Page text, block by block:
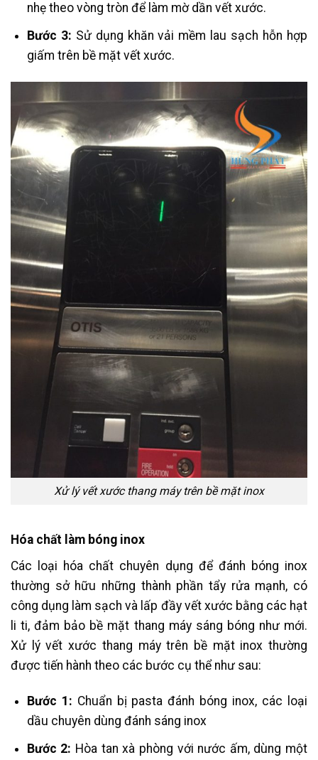
nhẹ theo vòng tròn để làm mờ dần vết xước.
Bước 3: Sử dụng khăn vải mềm lau sạch hỗn hợp
giấm trên bề mặt vết xước.
Xử lý vết xước thang máy trên bề mặt inox
Hóa chất làm bóng inox
Các loại hóa chất chuyên dụng để đánh bóng inox
thường sở hữu những thành phần tẩy rửa mạnh, có
công dụng làm sạch và lấp đầy vết xước bằng các hạt
li ti, đảm bảo bề mặt thang máy sáng bóng như mới.
Xử lý vết xước thang máy trên bề mặt inox thường
được tiến hành theo các bước cụ thể như sau:
Bước 1: Chuẩn bị pasta đánh bóng inox, các loại
dầu chuyên dùng đánh sáng inox
Bước 2: Hòa tan xà phòng với nước ấm, dùng một